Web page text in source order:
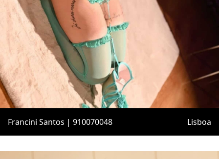
Francini Santos | 910070048 Lisboa